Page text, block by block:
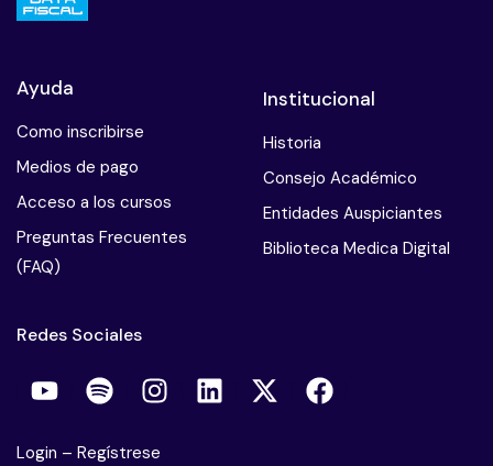
Ayuda
Como inscribirse
Medios de pago
Acceso a los cursos
Preguntas Frecuentes
(FAQ)
Institucional
Historia
Consejo Académico
Entidades Auspiciantes
Biblioteca Medica Digital
Redes Sociales
Login – Regístrese